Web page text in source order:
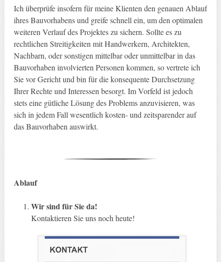
Ich überprüfe insofern für meine Klienten den genauen Ablauf
ihres Bauvorhabens und greife schnell ein, um den optimalen
weiteren Verlauf des Projektes zu sichern. Sollte es zu
rechtlichen Streitigkeiten mit Handwerkern, Architekten,
Nachbarn, oder sonstigen mittelbar oder unmittelbar in das
Bauvorhaben involvierten Personen kommen, so vertrete ich
Sie vor Gericht und bin für die konsequente Durchsetzung
Ihrer Rechte und Interessen besorgt. Im Vorfeld ist jedoch
stets eine gütliche Lösung des Problems anzuvisieren, was
sich in jedem Fall wesentlich kosten- und zeitsparender auf
das Bauvorhaben auswirkt.
Ablauf
Wir sind für Sie da!
Kontaktieren Sie uns noch heute!